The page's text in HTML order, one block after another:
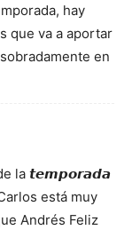
hay
que va a aportar
en
la 𝙩𝙚𝙢𝙥𝙤𝙧𝙖𝙙𝙖
está muy
Andrés Feliz